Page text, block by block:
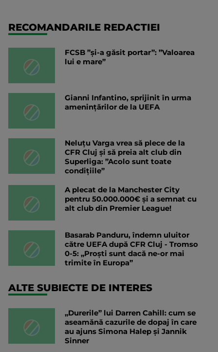
RECOMANDARILE REDACTIEI
FCSB ”și-a găsit portar”: ”Valoarea
lui e mare”
Gianni Infantino, sprijinit în urma
amenințărilor de la UEFA
Neluțu Varga vrea să plece de la
CFR Cluj și să preia alt club din
Superliga: ”Acolo sunt toate
condițiile”
A plecat de la Manchester City
pentru 50.000.000€ și a semnat cu
alt club din Premier League!
Basarab Panduru, îndemn uluitor
către UEFA după CFR Cluj - Tromso
0-5: „Proști sunt dacă ne-or mai
trimite în Europa”
ALTE SUBIECTE DE INTERES
„Durerile” lui Darren Cahill: cum se
aseamănă cazurile de dopaj în care
au ajuns Simona Halep și Jannik
Sinner